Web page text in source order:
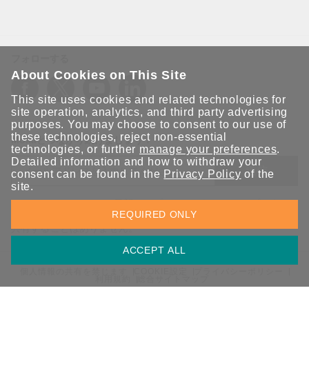
Moxaとつながり続けましょう！
送信
Moxaソリューションの最新アップデートにサインアップしま
す。 Moxaではプライバシーを尊重しており、メールを他の人と
共有することはありません。
About Cookies on This Site
This site uses cookies and related technologies for
site operation, analytics, and third party advertising
purposes. You may choose to consent to our use of
these technologies, reject non-essential
technologies, or further manage your preferences.
Detailed information and how to withdraw your
consent can be found in the Privacy Policy of the
site.
ACCEPT ALL
REQUIRED ONLY